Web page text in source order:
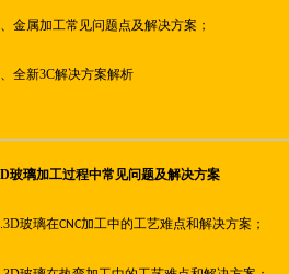
金属加工常见问题点及解决方案；
全新3C解决方案解析
玻璃加工过程中常见问题及解决方案
玻璃在CNC加工中的工艺难点和解决方案；